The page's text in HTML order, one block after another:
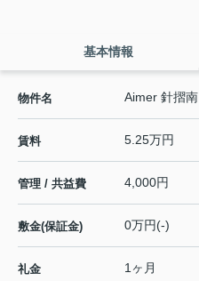
基本情報
物件名 Aimer 針摺南
賃料 5.25万円
管理 / 共益費 4,000円
敷金(保証金) 0万円(-)
礼金 1ヶ月